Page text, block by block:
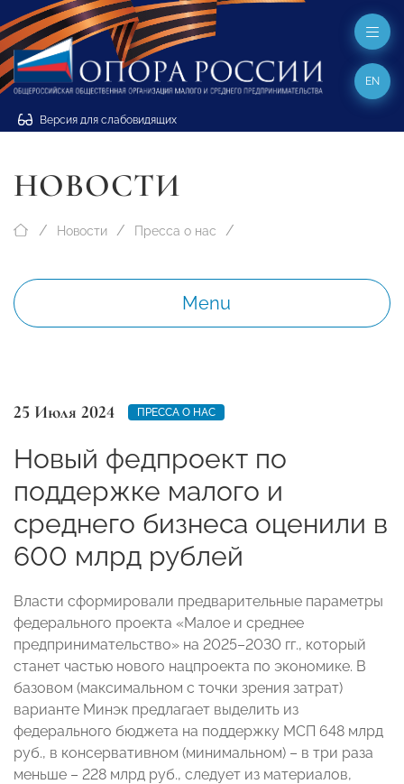
Версия для слабовидящих
EN
НОВОСТИ
Новости Пресса о нас
Menu
25 Июля 2024 ПРЕССА О НАС
Новый федпроект по
поддержке малого и
среднего бизнеса оценили в
600 млрд рублей
Власти сформировали предварительные параметры
федерального проекта «Малое и среднее
предпринимательство» на 2025–2030 гг., который
станет частью нового нацпроекта по экономике. В
базовом (максимальном с точки зрения затрат)
варианте Минэк предлагает выделить из
федерального бюджета на поддержку МСП 648 млрд
руб., в консервативном (минимальном) – в три раза
меньше – 228 млрд руб., следует из материалов,